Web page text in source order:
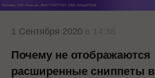
1 Сентября 2020
Почему не отображаются
расширенные сниппеты в